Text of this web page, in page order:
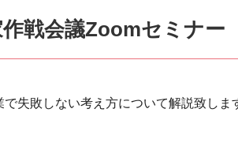
戦会議Zoomセミナー
で失敗しない考え方について解説致しま